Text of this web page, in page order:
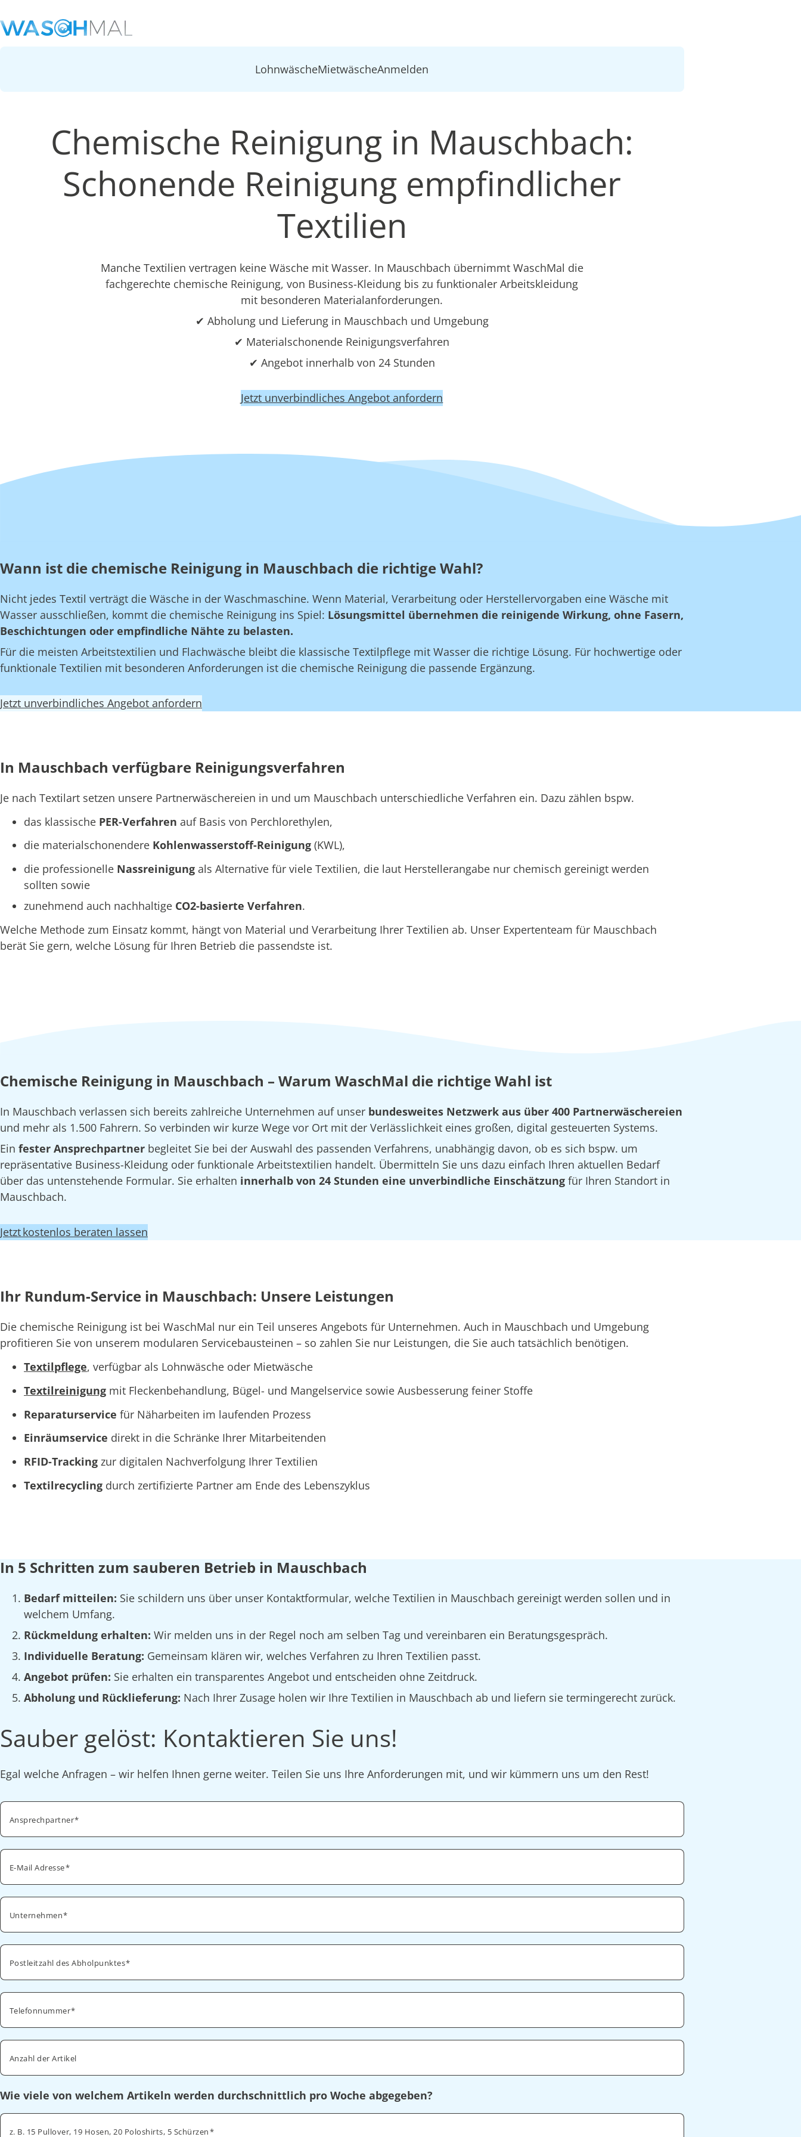
LohnwäscheMietwäscheAnmelden
Chemische Reinigung in Mauschbach:
Schonende Reinigung empfindlicher
Textilien
Manche Textilien vertragen keine Wäsche mit Wasser. In Mauschbach übernimmt WaschMal die
fachgerechte chemische Reinigung, von Business-Kleidung bis zu funktionaler Arbeitskleidung
mit besonderen Materialanforderungen.
✔ Abholung und Lieferung in Mauschbach und Umgebung
✔ Materialschonende Reinigungsverfahren
✔ Angebot innerhalb von 24 Stunden
Jetzt unverbindliches Angebot anfordern
Wann ist die chemische Reinigung in Mauschbach die richtige Wahl?
Nicht jedes Textil verträgt die Wäsche in der Waschmaschine. Wenn Material, Verarbeitung oder Herstellervorgaben eine Wäsche mit
Wasser ausschließen, kommt die chemische Reinigung ins Spiel: Lösungsmittel übernehmen die reinigende Wirkung, ohne Fasern,
Beschichtungen oder empfindliche Nähte zu belasten.
Für die meisten Arbeitstextilien und Flachwäsche bleibt die klassische Textilpflege mit Wasser die richtige Lösung. Für hochwertige oder
funktionale Textilien mit besonderen Anforderungen ist die chemische Reinigung die passende Ergänzung.
Jetzt unverbindliches Angebot anfordern
In Mauschbach verfügbare Reinigungsverfahren
Je nach Textilart setzen unsere Partnerwäschereien in und um Mauschbach unterschiedliche Verfahren ein. Dazu zählen bspw.
das klassische PER-Verfahren auf Basis von Perchlorethylen,
die materialschonendere Kohlenwasserstoff-Reinigung (KWL),
die professionelle Nassreinigung als Alternative für viele Textilien, die laut Herstellerangabe nur chemisch gereinigt werden
sollten sowie
zunehmend auch nachhaltige CO2-basierte Verfahren.
Welche Methode zum Einsatz kommt, hängt von Material und Verarbeitung Ihrer Textilien ab. Unser Expertenteam für Mauschbach
berät Sie gern, welche Lösung für Ihren Betrieb die passendste ist.
Chemische Reinigung in Mauschbach – Warum WaschMal die richtige Wahl ist
In Mauschbach verlassen sich bereits zahlreiche Unternehmen auf unser bundesweites Netzwerk aus über 400 Partnerwäschereien
und mehr als 1.500 Fahrern. So verbinden wir kurze Wege vor Ort mit der Verlässlichkeit eines großen, digital gesteuerten Systems.
Ein fester Ansprechpartner begleitet Sie bei der Auswahl des passenden Verfahrens, unabhängig davon, ob es sich bspw. um
repräsentative Business-Kleidung oder funktionale Arbeitstextilien handelt. Übermitteln Sie uns dazu einfach Ihren aktuellen Bedarf
über das untenstehende Formular. Sie erhalten innerhalb von 24 Stunden eine unverbindliche Einschätzung für Ihren Standort in
Mauschbach.
Jetzt kostenlos beraten lassen
Ihr Rundum-Service in Mauschbach: Unsere Leistungen
Die chemische Reinigung ist bei WaschMal nur ein Teil unseres Angebots für Unternehmen. Auch in Mauschbach und Umgebung
profitieren Sie von unserem modularen Servicebausteinen – so zahlen Sie nur Leistungen, die Sie auch tatsächlich benötigen.
Textilpflege, verfügbar als Lohnwäsche oder Mietwäsche
Textilreinigung mit Fleckenbehandlung, Bügel- und Mangelservice sowie Ausbesserung feiner Stoffe
Reparaturservice für Näharbeiten im laufenden Prozess
Einräumservice direkt in die Schränke Ihrer Mitarbeitenden
RFID-Tracking zur digitalen Nachverfolgung Ihrer Textilien
Textilrecycling durch zertifizierte Partner am Ende des Lebenszyklus
In 5 Schritten zum sauberen Betrieb in Mauschbach
Bedarf mitteilen: Sie schildern uns über unser Kontaktformular, welche Textilien in Mauschbach gereinigt werden sollen und in
welchem Umfang.
Rückmeldung erhalten: Wir melden uns in der Regel noch am selben Tag und vereinbaren ein Beratungsgespräch.
Individuelle Beratung: Gemeinsam klären wir, welches Verfahren zu Ihren Textilien passt.
Angebot prüfen: Sie erhalten ein transparentes Angebot und entscheiden ohne Zeitdruck.
Abholung und Rücklieferung: Nach Ihrer Zusage holen wir Ihre Textilien in Mauschbach ab und liefern sie termingerecht zurück.
Sauber gelöst: Kontaktieren Sie uns!
Egal welche Anfragen – wir helfen Ihnen gerne weiter. Teilen Sie uns Ihre Anforderungen mit, und wir kümmern uns um den Rest!
Ansprechpartner
E-Mail Adresse
Unternehmen
Postleitzahl des Abholpunktes
Telefonnummer
Anzahl der Artikel
Wie viele von welchem Artikeln werden durchschnittlich pro Woche abgegeben?
z. B. 15 Pullover, 19 Hosen, 20 Poloshirts, 5 Schürzen